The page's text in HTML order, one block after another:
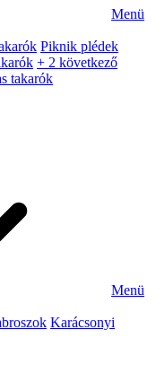
Menü
Piknik plédek
+ 2 következő
takarók
Menü
Karácsonyi